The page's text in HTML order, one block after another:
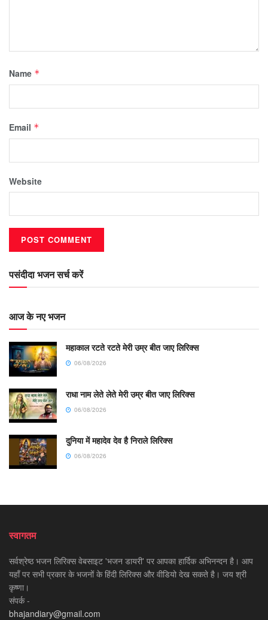
Name *
Email *
Website
पसंदीदा भजन सर्च करें
आज के नए भजन
महाकाल रटते रटते मेरी उम्र बीत जाए लिरिक्स
06/08/2026
राधा नाम लेते लेते मेरी उम्र बीत जाए लिरिक्स
06/08/2026
दुनिया में महादेव देव है निराले लिरिक्स
06/08/2026
स्वागतम
सर्वश्रेष्ठ भजन लिरिक्स वेबसाइट 'भजन डायरी' पर आपका हार्दिक अभिनन्दन है। आप
यहाँ पर सभी प्रकार के भजनों के हिंदी लिरिक्स और वीडियो देख सकते है। जय श्री
कृष्णा।
संपर्क -
bhajandiary@gmail.com